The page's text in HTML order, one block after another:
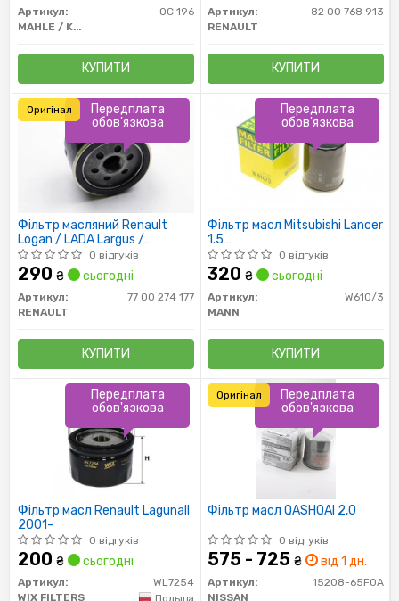
Артикул:
OC 196
MAHLE / KNECHT
КУПИТИ
Артикул:
82 00 768 913
RENAULT
КУПИТИ
Фільтр масляний Renault
Logan / LADA Largus /
Sandero, Duster (UFI)
0 відгуків
290 ₴ сьогодні
Артикул:
77 00 274 177
RENAULT
КУПИТИ
Передплата
обов'язкова
Оригінал
Фільтр масл Mitsubishi Lancer
1.5
MD135737/MD360935/
MANN
0 відгуків
320 ₴ сьогодні
Артикул:
W610/3
MANN
КУПИТИ
Передплата
обов'язкова
Фільтр масл Renault LagunaII
2001-
0 відгуків
200 ₴ сьогодні
Артикул:
WL7254
WIX FILTERS
Польща
Передплата
обов'язкова
Фільтр масл QASHQAI 2,0
0 відгуків
575 - 725 ₴ від 1 дн.
Артикул:
15208-65F0A
NISSAN
Передплата
обов'язкова
Оригінал